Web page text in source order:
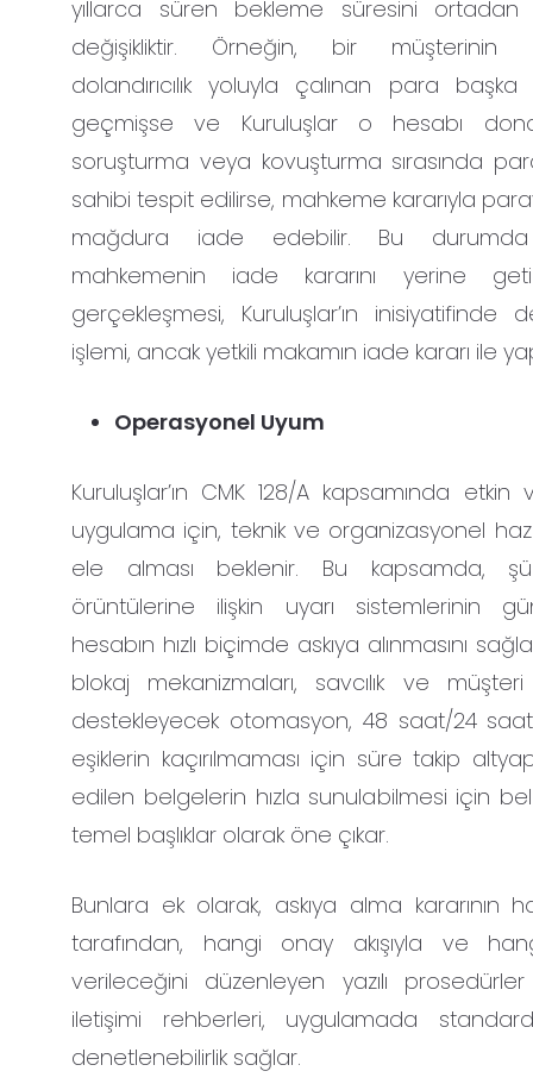
yıllarca süren bekleme süresini ortadan
değişikliktir. Örneğin, bir müşterinin
dolandırıcılık yoluyla çalınan para
geçmişse ve Kuruluşlar o hesabı
soruşturma veya kovuşturma sırasında
sahibi tespit edilirse, mahkeme kararıyla
mağdura iade edebilir. Bu durumda
mahkemenin iade kararını yerine
gerçekleşmesi, Kuruluşlar’ın inisiyatifinde
işlemi, ancak yetkili makamın iade kararı ile
Operasyonel Uyum
Kuruluşlar’ın CMK 128/A kapsamında
uygulama için, teknik ve organizasyonel
ele alması beklenir. Bu kapsamda,
örüntülerine ilişkin uyarı sistemlerinin
hesabın hızlı biçimde askıya alınmasını
blokaj mekanizmaları, savcılık ve müşteri
destekleyecek otomasyon, 48 saat/24
eşiklerin kaçırılmaması için süre takip
edilen belgelerin hızla sunulabilmesi için
temel başlıklar olarak öne çıkar.
Bunlara ek olarak, askıya alma kararının
tarafından, hangi onay akışıyla ve
verileceğini düzenleyen yazılı
iletişimi rehberleri, uygulamada
denetlenebilirlik sağlar.